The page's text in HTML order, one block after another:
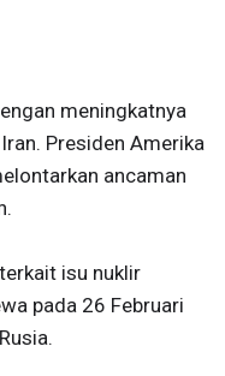
meningkatnya
Presiden Amerika
ancaman
isu nuklir
pada 26 Februari